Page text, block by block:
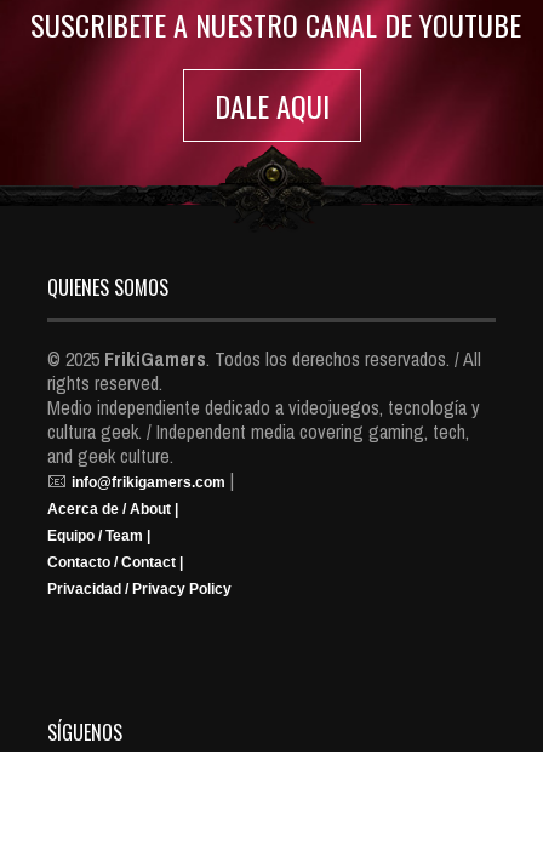
SUSCRIBETE A NUESTRO CANAL DE YOUTUBE
DALE AQUI
QUIENES SOMOS
© 2025 FrikiGamers. Todos los derechos reservados. / All
rights reserved.
Medio independiente dedicado a videojuegos, tecnología y
cultura geek. / Independent media covering gaming, tech,
and geek culture.
📧 info@frikigamers.com |
Acerca de / About |
Equipo / Team |
Contacto / Contact |
Privacidad / Privacy Policy
SÍGUENOS